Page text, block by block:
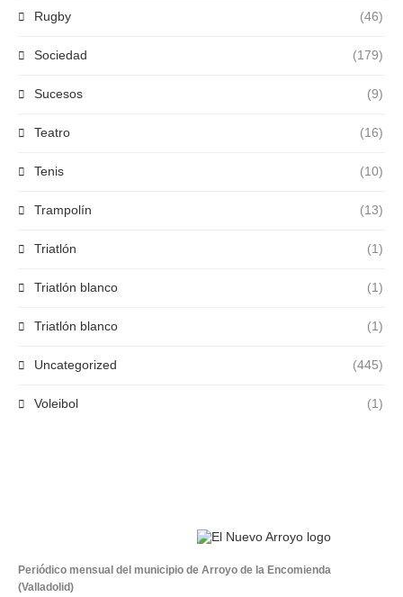
Rugby (46)
Sociedad (179)
Sucesos (9)
Teatro (16)
Tenis (10)
Trampolín (13)
Triatlón (1)
Triatlón blanco (1)
Triatlón blanco (1)
Uncategorized (445)
Voleibol (1)
Periódico mensual del municipio de Arroyo de la Encomienda
(Valladolid)